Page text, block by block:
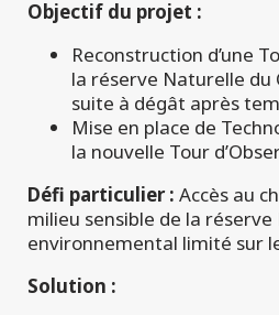
Objectif du projet :
Reconstruction d’une
la réserve Naturelle du
suite à dégât après
Mise en place de
la nouvelle Tour
Défi particulier : Accès au
milieu sensible de la
environnemental limité sur
Solution :